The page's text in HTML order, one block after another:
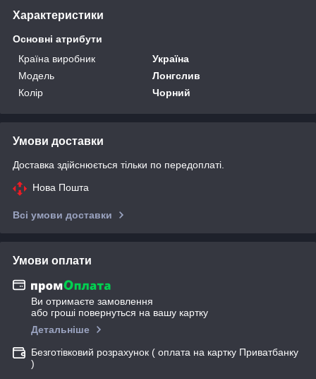
Характеристики
Основні атрибути
Країна виробник
Україна
Модель
Лонгслив
Колір
Чорний
Умови доставки
Доставка здійснюється тільки по передоплаті.
Нова Пошта
Всі умови доставки
Умови оплати
Ви отримаєте замовлення
або гроші повернуться на вашу картку
Детальніше
Безготівковий розрахунок ( оплата на картку Приватбанку
)